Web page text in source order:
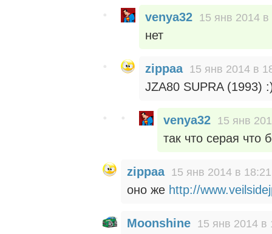
venya32 15 янв 2014 в
нет
zippaa 15 янв 2014 в
JZA80 SUPRA (1993)
venya32 15 янв
так что серая что
zippaa 15 янв 2014 в 18:21
оно же http://
Moonshine 15 янв 2014 в